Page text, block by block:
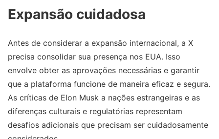
Expansão cuidadosa
Antes de considerar a expansão internacional, a X
precisa consolidar sua presença nos EUA. Isso
envolve obter as aprovações necessárias e garantir
que a plataforma funcione de maneira eficaz e segura.
As críticas de Elon Musk a nações estrangeiras e as
diferenças culturais e regulatórias representam
desafios adicionais que precisam ser cuidadosamente